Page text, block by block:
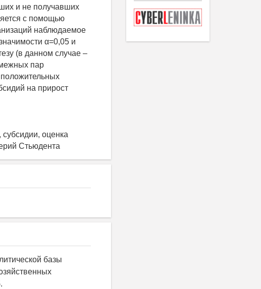
и не получавших
с помощью
наблюдаемое
α=0,05 и
(в данном случае –
пар
положительных
на прирост
субсидии, оценка
Стьюдента
базы